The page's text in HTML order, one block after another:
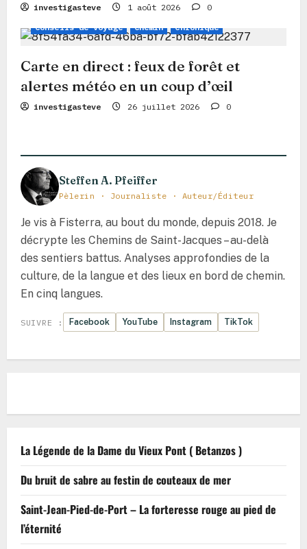
i
c
l
e
investigasteve 1 août 2026
0
Conseils de voyage
Chemin Chronique
Carte en direct : feux de forêt et
alertes météo en un coup d’œil
investigasteve 26 juillet 2026 0
Steffen A. Pfeiffer
Pèlerin · Journaliste · Auteur/Éditeur
Je vis à Fisterra, au bout du monde, depuis 2018. Je
décrypte les Chemins de Saint-Jacques – au-delà
des sentiers battus. Analyses approfondies de la
culture, de la langue et des lieux en bord de chemin.
En cinq langues.
SUIVRE : Facebook YouTube Instagram TikTok
La Légende de la Dame du Vieux Pont ( Betanzos )
Du bruit de sabre au festin de couteaux de mer
Saint-Jean-Pied-de-Port – La forteresse rouge au pied de
l’éternité